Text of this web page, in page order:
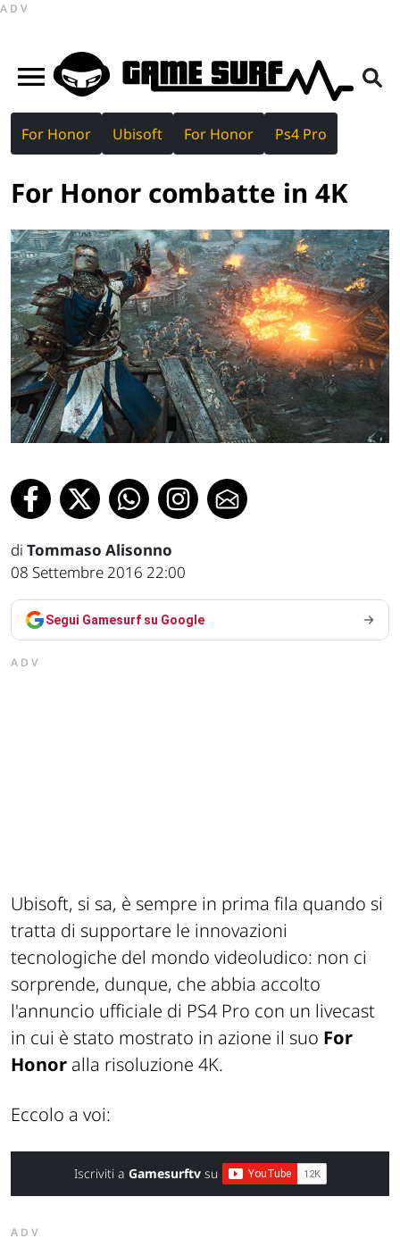
ADV
For Honor Ubisoft For Honor Ps4 Pro
For Honor combatte in 4K
di Tommaso Alisonno
08 Settembre 2016 22:00
Segui Gamesurf su Google
ADV
Ubisoft, si sa, è sempre in prima fila quando si
tratta di supportare le innovazioni
tecnologiche del mondo videoludico: non ci
sorprende, dunque, che abbia accolto
l'annuncio ufficiale di PS4 Pro con un livecast
in cui è stato mostrato in azione il suo For
Honor alla risoluzione 4K.
Eccolo a voi:
Iscriviti a Gamesurftvsu
ADV